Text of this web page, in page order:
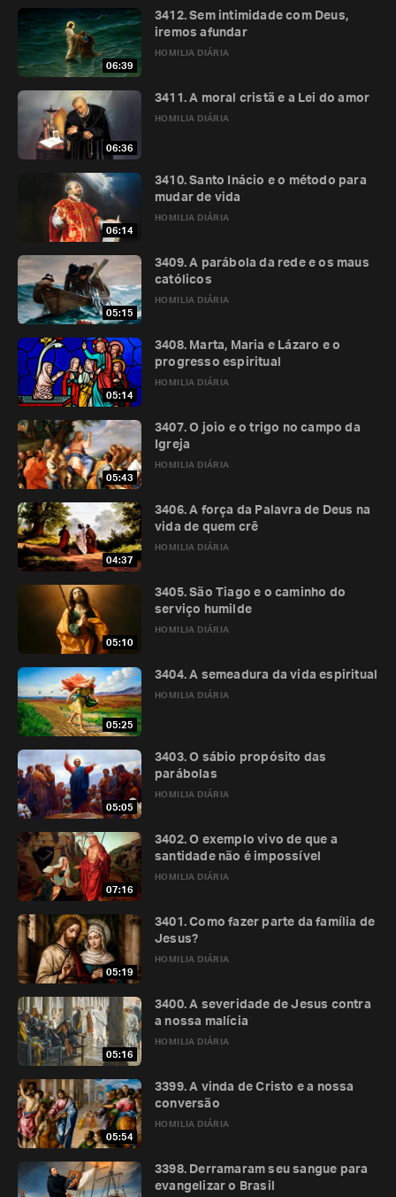
06:39
HOMILIA DIÁRIA
3412. Sem intimidade com Deus,
iremos afundar
06:36
HOMILIA DIÁRIA
3411. A moral cristã e a Lei do amor
06:14
HOMILIA DIÁRIA
3410. Santo Inácio e o método para
mudar de vida
05:15
HOMILIA DIÁRIA
3409. A parábola da rede e os maus
católicos
05:14
HOMILIA DIÁRIA
3408. Marta, Maria e Lázaro e o
progresso espiritual
05:43
HOMILIA DIÁRIA
3407. O joio e o trigo no campo da
Igreja
04:37
HOMILIA DIÁRIA
3406. A força da Palavra de Deus na
vida de quem crê
05:10
HOMILIA DIÁRIA
3405. São Tiago e o caminho do
serviço humilde
05:25
HOMILIA DIÁRIA
3404. A semeadura da vida espiritual
05:05
HOMILIA DIÁRIA
3403. O sábio propósito das
parábolas
07:16
HOMILIA DIÁRIA
3402. O exemplo vivo de que a
santidade não é impossível
05:19
HOMILIA DIÁRIA
3401. Como fazer parte da família de
Jesus?
05:16
HOMILIA DIÁRIA
3400. A severidade de Jesus contra
a nossa malícia
05:54
HOMILIA DIÁRIA
3399. A vinda de Cristo e a nossa
conversão
3398. Derramaram seu sangue para
evangelizar o Brasil